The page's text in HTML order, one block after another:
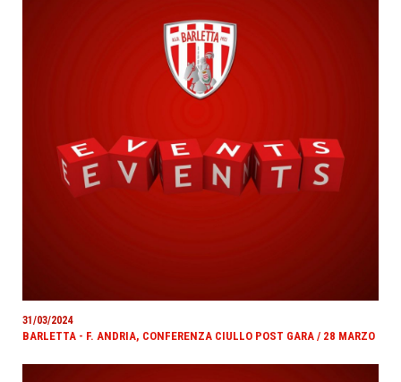
31/03/2024
BARLETTA - F. ANDRIA, CONFERENZA CIULLO POST GARA / 28 MARZO